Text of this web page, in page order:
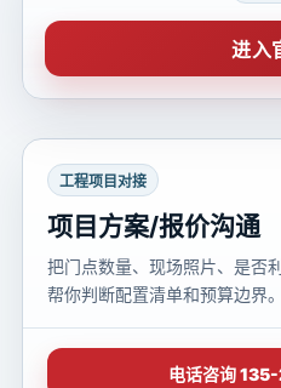
进入
工程项目对接
项目方案/报价沟通
把门点数量、现场照片、是否
帮你判断配置清单和预算边界。
电话咨询